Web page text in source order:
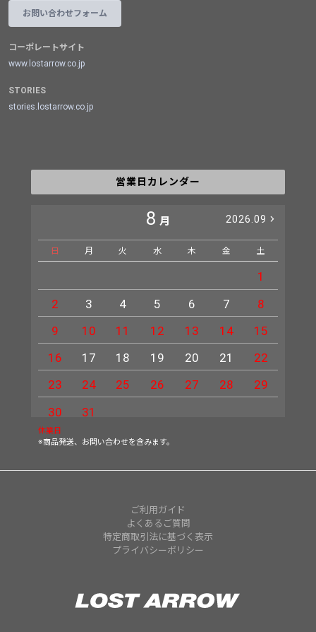
お問い合わせフォーム
コーポレートサイト
www.lostarrow.co.jp
STORIES
stories.lostarrow.co.jp
営業日カレンダー
8 月 2026.09
日 月 火 水 木 金 土
1
2
3 4 5 6 7
8
9
10 11 12 13 14
15
16
17 18 19 20 21
22
23
24 25 26 27 28
29
30
31
休業日
※商品発送、お問い合わせを含みます。
ご利用ガイド
よくあるご質問
特定商取引法に基づく表示
プライバシーポリシー